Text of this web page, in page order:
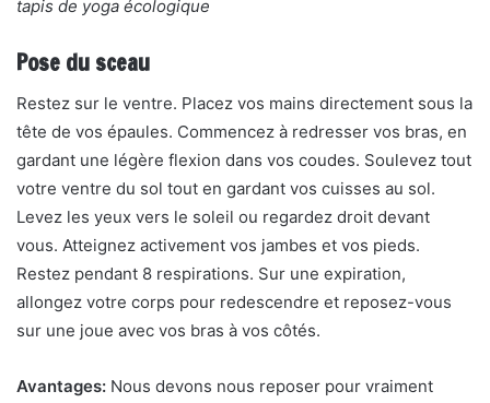
tapis de yoga écologique
Pose du sceau
Restez sur le ventre. Placez vos mains directement sous la
tête de vos épaules. Commencez à redresser vos bras, en
gardant une légère flexion dans vos coudes. Soulevez tout
votre ventre du sol tout en gardant vos cuisses au sol.
Levez les yeux vers le soleil ou regardez droit devant
vous. Atteignez activement vos jambes et vos pieds.
Restez pendant 8 respirations. Sur une expiration,
allongez votre corps pour redescendre et reposez-vous
sur une joue avec vos bras à vos côtés.
Avantages: Nous devons nous reposer pour vraiment